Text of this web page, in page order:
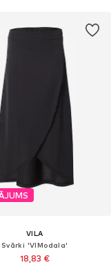
VILA
Svārki 'VIModala'
18,83 €